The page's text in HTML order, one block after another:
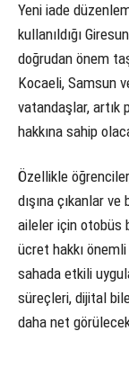
Yeni iade
kullanıldığı
doğrudan önem
Kocaeli, Samsun
vatandaşlar, artık
hakkına sahip
Özellikle
dışına çıkanlar
aileler için otobüs
ücret hakkı
sahada etkili
süreçleri, dijital
daha net